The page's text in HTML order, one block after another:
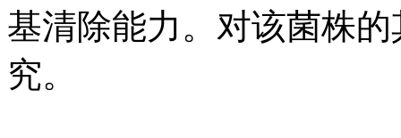
基清除能力。对该菌株
究。